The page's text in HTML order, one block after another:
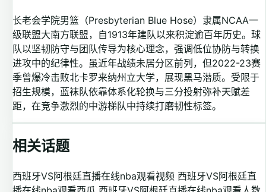
长老会学院男篮（Presbyterian Blue Hose）隶属NCAA一
级联盟大南方联盟，自1913年建队以来积淀逾百年历史。球
队以坚韧防守与团队传导为核心理念，强调低位协防与转换
进攻中的纪律性。虽近年战绩未居分区前列，但2022-23赛
季曾爆冷击败北卡罗来纳州立大学，展现黑马潜质。受限于
招生规模，蓝袜队依靠体系化轮换与三分投射弥补天赋差
距，在竞争激烈的中游梯队中持续打磨韧性标签。
相关话题
西班牙VS阿根廷直播在线nba观看视频 西班牙VS阿根廷直